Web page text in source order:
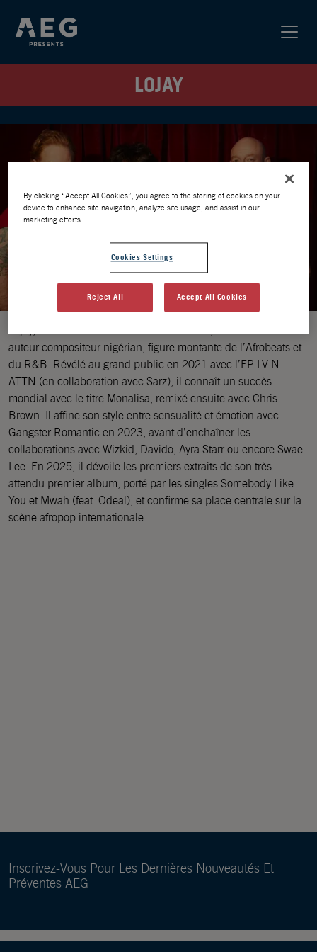
LOJAY
auteur-compositeur nigérian, figure montante de l’Afrobeats et
du R&B. Révélé au grand public en 2021 avec l’EP LV N
ATTN (en collaboration avec Sarz), il connaît un succès
mondial avec le titre Monalisa, remixé ensuite avec Chris
Brown. Il affine son style entre sensualité et émotion avec
Gangster Romantic en 2023, avant d’enchaîner les
collaborations avec Wizkid, Davido, Ayra Starr ou encore Swae
Lee. En 2025, il dévoile les premiers extraits de son très
attendu premier album, porté par les singles Somebody Like
You et Mwah (feat. Odeal), et confirme sa place centrale sur la
scène afropop internationale.
Inscrivez-Vous Pour Les Dernières Nouveautés Et
Préventes AEG
By clicking “Accept All Cookies”, you agree to the storing of cookies on your
device to enhance site navigation, analyze site usage, and assist in our
marketing efforts.
Cookies Settings
Reject All Accept All Cookies